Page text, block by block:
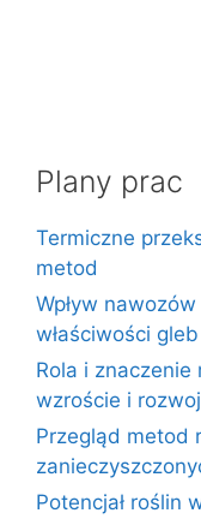
Plany prac
Termiczne
metod
Wpływ
właściwości gleb
Rola i
wzroście i
Przegląd metod
Potencjał roślin